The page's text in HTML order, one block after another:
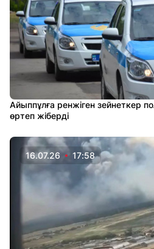
Айыппұлға ренжіген зейнеткер
өртеп жіберді
16.07.26 17:58